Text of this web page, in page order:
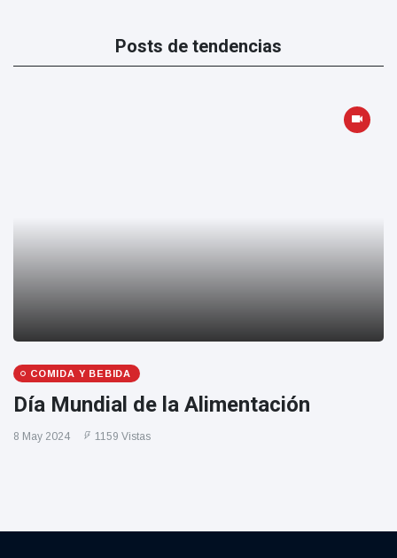
Posts de tendencias
COMIDA Y BEBIDA
Día Mundial de la Alimentación
8 May 2024 1159 Vistas